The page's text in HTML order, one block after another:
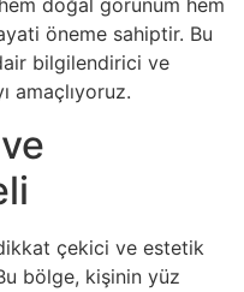
doğal görünüm hem
öneme sahiptir. Bu
bilgilendirici ve
amaçlıyoruz.
çekici ve estetik
bölge, kişinin yüz